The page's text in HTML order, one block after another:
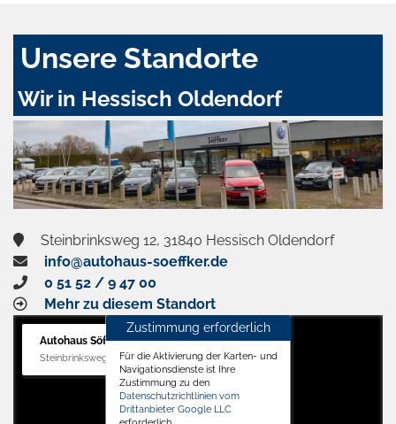
Unsere Standorte
Wir in Hessisch Oldendorf
Steinbrinksweg 12, 31840 Hessisch Oldendorf
info@autohaus-soeffker.de
0 51 52 / 9 47 00
Mehr zu diesem Standort
Autohaus Söffker GmbH
Steinbrinksweg 12, 31840 Hessisch Oldendorf
Zustimmung erforderlich
Für die Aktivierung der Karten- und
Navigationsdienste ist Ihre
Zustimmung zu den
Datenschutzrichtlinien vom
Drittanbieter Google LLC